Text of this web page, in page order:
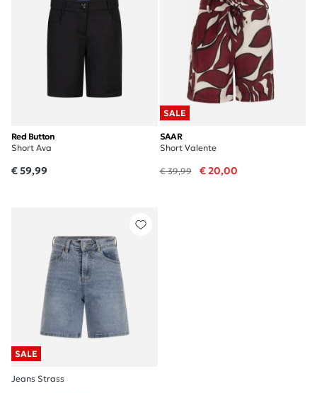
Red Button
Short Ava
€ 59,99
SALE
SAAR
Short Valente
€ 39,99 € 20,00
SALE
Jeans Strass